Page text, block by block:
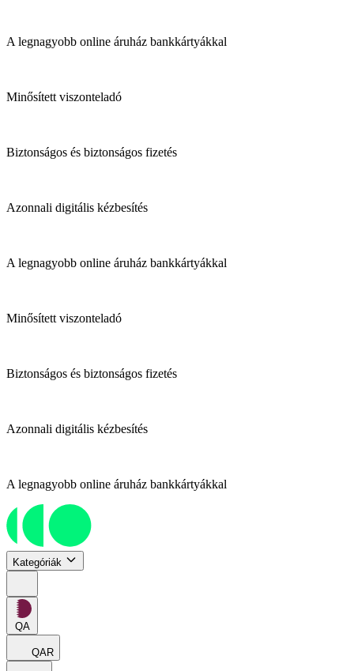
A legnagyobb online áruház bankkártyákkal
Minősített viszonteladó
Biztonságos és biztonságos fizetés
Azonnali digitális kézbesítés
A legnagyobb online áruház bankkártyákkal
Minősített viszonteladó
Biztonságos és biztonságos fizetés
Azonnali digitális kézbesítés
A legnagyobb online áruház bankkártyákkal
Kategóriák
QA
QAR